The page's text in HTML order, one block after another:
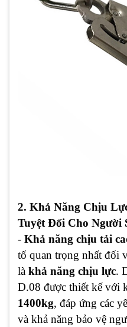
2. Khả Năng Chịu
Tuyệt Đối Cho Người
- Khả năng chịu tải
tố quan trọng nhất đối
là khả năng chịu lực.
D.08 được thiết kế với
1400kg, đáp ứng các
và khả năng bảo vệ